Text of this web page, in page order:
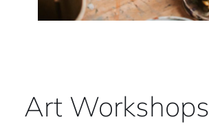
Art Workshops